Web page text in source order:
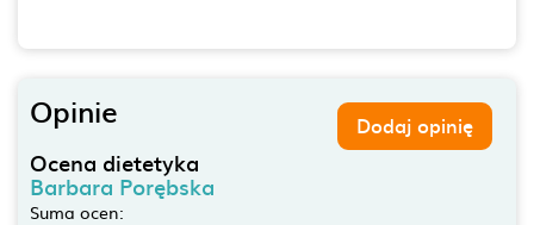
Opinie Dodaj opinię
Ocena dietetyka
Barbara Porębska
Suma ocen: